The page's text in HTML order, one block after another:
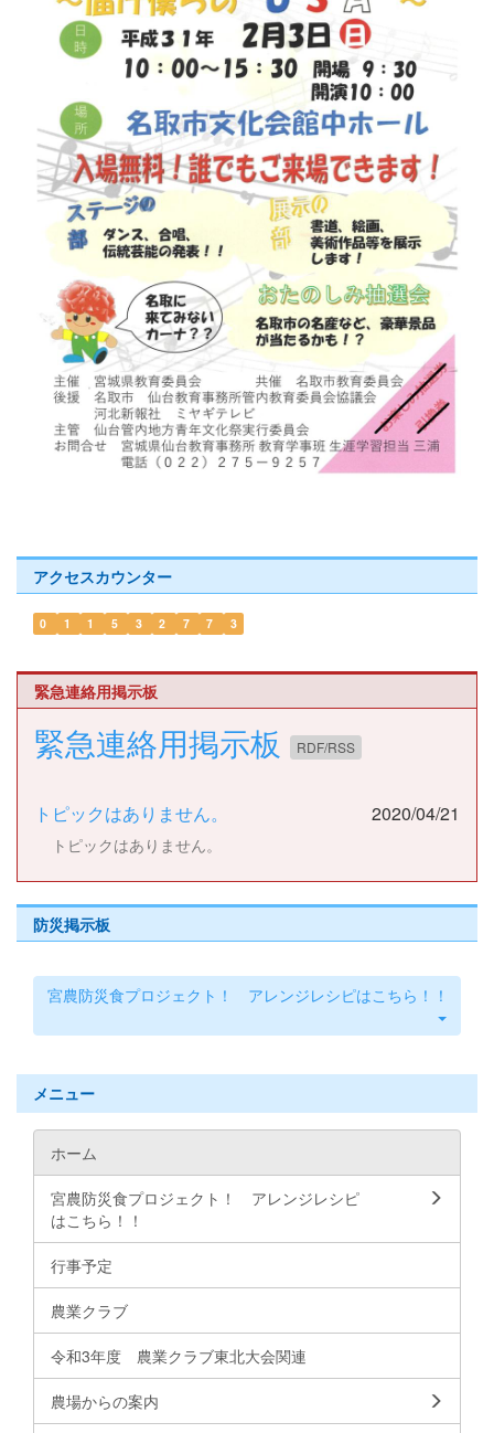
アクセスカウンター
0 1 1 5 3 2 7 7 3
緊急連絡用掲示板
緊急連絡用掲示板 RDF/RSS
トピックはありません。 2020/04/21
トピックはありません。
防災掲示板
宮農防災食プロジェクト！ アレンジレシピはこちら！！
メニュー
ホーム
宮農防災食プロジェクト！ アレンジレシピ
はこちら！！
行事予定
農業クラブ
令和3年度 農業クラブ東北大会関連
農場からの案内